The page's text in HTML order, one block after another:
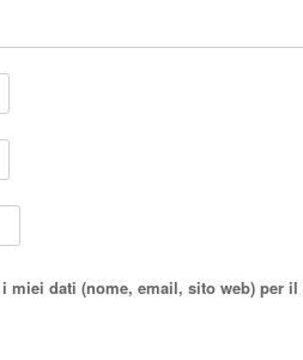
dati (nome, email, sito web) per